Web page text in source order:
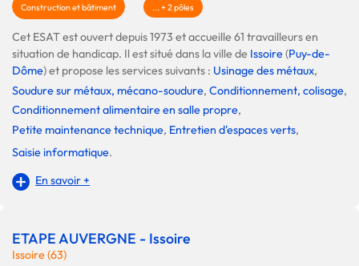
Construction et bâtiment ... + 2 pôles
Cet ESAT est ouvert depuis 1973 et accueille 61 travailleurs en
situation de handicap. Il est situé dans la ville de Issoire(Puy-de-
Dôme) et propose les services suivants : Usinage des métaux,
Soudure sur métaux, mécano-soudure, Conditionnement, colisage,
Conditionnement alimentaire en salle propre,
Petite maintenance technique, Entretien d'espaces verts,
Saisie informatique.
En savoir +
ETAPE AUVERGNE - Issoire
Issoire (63)